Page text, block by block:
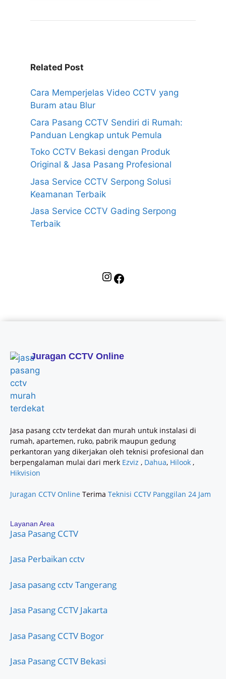
Related Post
Cara Memperjelas Video CCTV yang
Buram atau Blur
Cara Pasang CCTV Sendiri di Rumah:
Panduan Lengkap untuk Pemula
Toko CCTV Bekasi dengan Produk
Original & Jasa Pasang Profesional
Jasa Service CCTV Serpong Solusi
Keamanan Terbaik
Jasa Service CCTV Gading Serpong
Terbaik
Juragan CCTV Online
Jasa pasang cctv terdekat dan murah untuk instalasi di
rumah, apartemen, ruko, pabrik maupun gedung
perkantoran yang dikerjakan oleh teknisi profesional dan
berpengalaman mulai dari merk Ezviz , Dahua, Hilook ,
Hikvision
Juragan CCTV Online Terima Teknisi CCTV Panggilan 24 Jam
Layanan Area
Jasa Pasang CCTV
Jasa Perbaikan cctv
Jasa pasang cctv Tangerang
Jasa Pasang CCTV Jakarta
Jasa Pasang CCTV Bogor
Jasa Pasang CCTV Bekasi